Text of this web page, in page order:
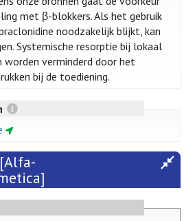
met β-blokkers. Als het gebruik
noodzakelijk blijkt, kan
Systemische resorptie bij lokaal
worden verminderd door het
bij de toediening.